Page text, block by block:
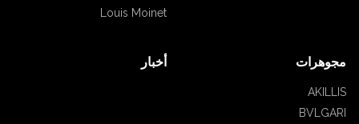
Louis Moinet
مجوهرات
AKILLIS
BVLGARI
أخبار